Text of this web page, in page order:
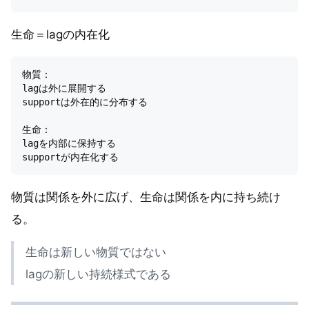
生命＝lagの内在化
物質：
lagは外に展開する
supportは外在的に分布する
生命：
lagを内部に保持する
物質は関係を外に広げ、生命は関係を内に持ち続け
る。
生命は新しい物質ではない
lagの新しい持続様式である